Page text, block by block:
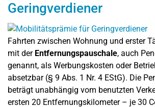
Geringverdiener
Fahrten zwischen Wohnung und erster
mit der Entfernungspauschale, auch
genannt, als Werbungskosten oder
absetzbar (§ 9 Abs. 1 Nr. 4 EStG). Die
beträgt unabhängig vom benutzten
ersten 20 Entfernungskilometer – je 30